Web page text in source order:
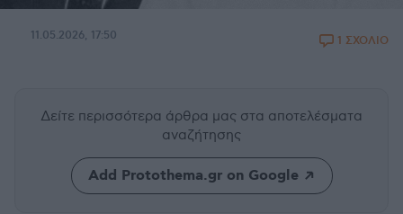
11.05.2026, 17:50 1 ΣΧΟΛΙΟ
Δείτε περισσότερα άρθρα μας στα αποτελέσματα
αναζήτησης
Add Protothema.gr on Google